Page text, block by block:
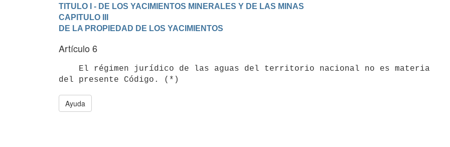
TITULO I - DE LOS YACIMIENTOS MINERALES Y DE LAS MINAS
CAPITULO III
DE LA PROPIEDAD DE LOS YACIMIENTOS
Artículo 6
Ayuda